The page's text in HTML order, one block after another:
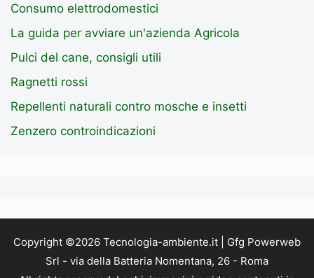
Consumo elettrodomestici
La guida per avviare un'azienda Agricola
Pulci del cane, consigli utili
Ragnetti rossi
Repellenti naturali contro mosche e insetti
Zenzero controindicazioni
Copyright ©2026 Tecnologia-ambiente.it | Gfg Powerweb
Srl - via della Batteria Nomentana, 26 - Roma